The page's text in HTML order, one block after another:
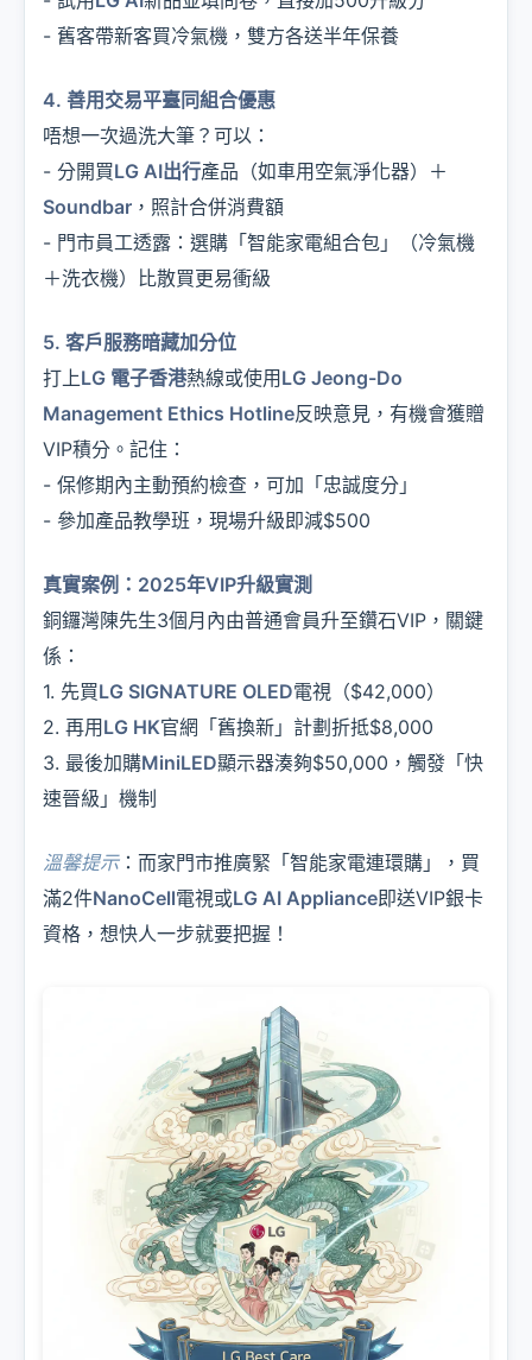
- 舊客帶新客買冷氣機，雙方各送半年保養
4. 善用交易平臺同組合優惠
唔想一次過洗大筆？可以：
- 分開買LG AI出行產品（如車用空氣淨化器）＋
Soundbar ，照計合併消費額
- 門市員工透露：選購「智能家電組合包」（冷氣機
＋洗衣機）比散買更易衝級
5. 客戶服務暗藏加分位
打上LG 電子香港熱線或使用 LG Jeong-Do
Management Ethics Hotline反映意見，有機會獲贈
VIP積分。記住：
- 保修期內主動預約檢查，可加「忠誠度分」
- 參加產品教學班，現場升級即減$500
真實案例：2025年VIP升級實測
銅鑼灣陳先生3個月內由普通會員升至鑽石VIP，關鍵
係：
1. 先買LG SIGNATURE OLED電視（$42,000）
2. 再用 LG HK官網「舊換新」計劃折抵$8,000
3. 最後加購MiniLED顯示器湊夠$50,000，觸發「快
速晉級」機制
溫馨提示：而家門市推廣緊「智能家電連環購」，買
滿2件NanoCell電視或LG AI Appliance即送VIP銀卡
資格，想快人一步就要把握！